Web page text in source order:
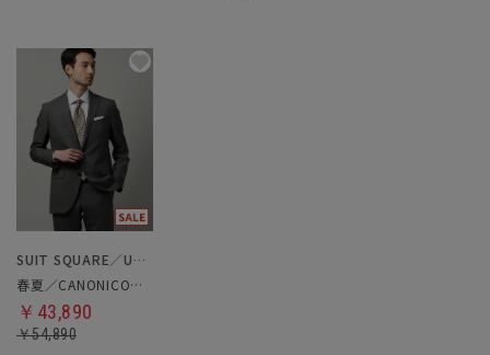
SUIT SQUARE／UNIVERSAL LANGUAGE
春夏／CANONICO／スーツ
￥43,890
￥54,890